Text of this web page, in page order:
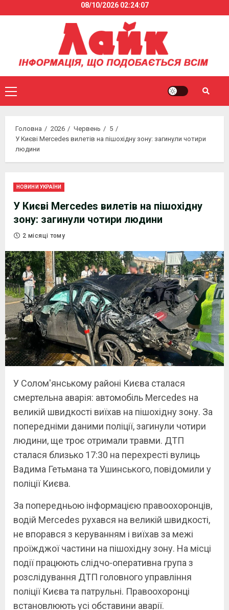
to
08/10/2026 02:24:07
Primary
Menu
Головна 2026 Червень
5
У Києві Mercedes вилетів на пішохідну зону: загинули чотири
людини
НОВИНИ УКРАЇНИ
У Києві Mercedes вилетів на пішохідну
зону: загинули чотири людини
2 місяці тому
У Солом'янському районі Києва сталася
смертельна аварія: автомобіль Mercedes на
великій швидкості виїхав на пішохідну зону. За
попередніми даними поліції, загинули чотири
людини, ще троє отримали травми. ДТП
сталася близько 17:30 на перехресті вулиць
Вадима Гетьмана та Ушинського, повідомили у
поліції Києва.
За попередньою інформацією правоохоронців,
водій Mercedes рухався на великій швидкості,
не впорався з керуванням і виїхав за межі
проїжджої частини на пішохідну зону. На місці
події працюють слідчо-оперативна група з
розслідування ДТП головного управління
поліції Києва та патрульні. Правоохоронці
встановлюють усі обставини аварії.